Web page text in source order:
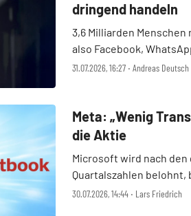
31.07.2026, 16:27 ‧ Andreas Deutsch
dringend handeln
3,6 Milliarden
also Facebook,
unfassbare Zahl, die
30.07.2026, 14:44 ‧ Lars Friedrich
Meta: „Wenig
die Aktie
Microsoft wird nach
Quartalszahlen belohnt,
gegenläufige Bild: Die